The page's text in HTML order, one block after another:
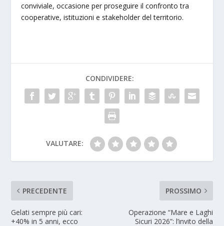
conviviale, occasione per proseguire il confronto tra
cooperative, istituzioni e stakeholder del territorio.
CONDIVIDERE:
VALUTARE:
PRECEDENTE
Gelati sempre più cari:
+40% in 5 anni, ecco
PROSSIMO
Operazione “Mare e Laghi
Sicuri 2026”: l’invito della